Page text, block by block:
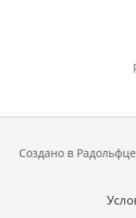
Создано в